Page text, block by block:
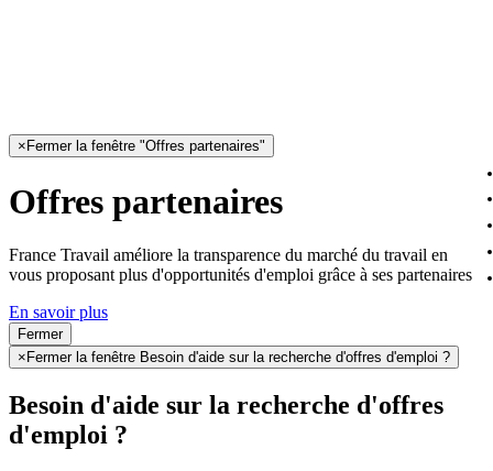
× Fermer la fenêtre "Offres partenaires"
Offres partenaires
France Travail améliore la transparence du marché du travail en
vous proposant plus d'opportunités d'emploi grâce à ses partenaires
En savoir plus
Fermer
× Fermer la fenêtre Besoin d'aide sur la recherche d'offres d'emploi ?
Besoin d'aide sur la recherche d'offres
d'emploi ?